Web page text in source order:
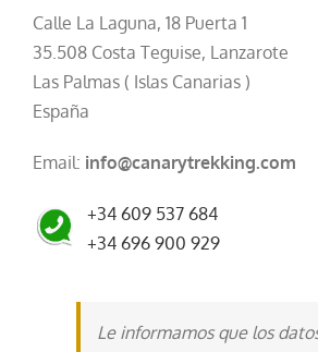
Calle La Laguna, 18 Puerta 1
35.508 Costa Teguise, Lanzarote
Las Palmas ( Islas Canarias )
España
Email: info@canarytrekking.com
+34 609 537 684
+34 696 900 929
Le informamos que los